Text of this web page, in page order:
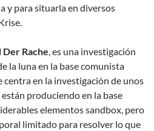
y para situarla en diversos
Der Rache, es una investigación
la luna en la base comunista
centra en la investigación de unos
produciendo en la base
elementos sandbox, pero
limitado para resolver lo que